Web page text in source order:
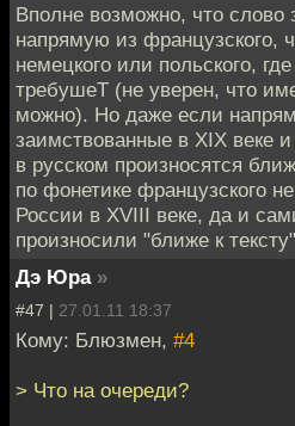
Вполне возможно, что слово
напрямую из французского,
немецкого или польского,
требушеТ (не уверен, что
можно). Но даже если
заимствованные в XIX веке
в русском произносятся
по фонетике французского
России в XVIII веке, да и
произносили "ближе к
Дэ Юра »
#47 | 27.01.11 18:37
Кому: Блюзмен, #4
> Что на очереди?